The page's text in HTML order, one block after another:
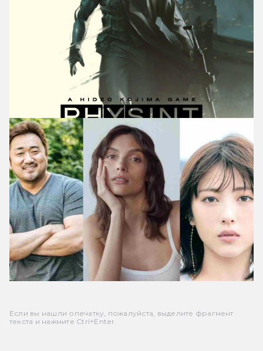
Если вы нашли опечатку, пожалуйста, выделите фрагмент
текста и нажмите Ctrl+Enter.